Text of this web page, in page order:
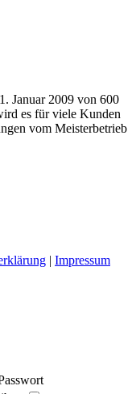
Januar 2009 von 600
es für viele Kunden
vom Meisterbetrieb
| Impressum